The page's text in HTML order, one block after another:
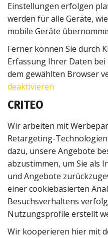
Einstellungen erfolgen
werden für alle Geräte,
mobile Geräte
Ferner können Sie durch
Erfassung Ihrer Daten
dem gewählten Browser
deaktivieren
CRITEO
Wir arbeiten mit
Retargeting-
dazu, unsere Angebote
abzustimmen, um Sie als
und Angebote
einer cookiebasierten
Besuchsverhaltens
Nutzungsprofile erstellt
Wir kooperieren hier mit